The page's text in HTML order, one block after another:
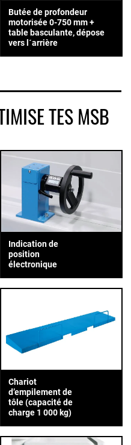
Butée de profondeur
motorisée 0-750 mm +
table basculante, dépose
vers l´arrière
TES MSB
Indication de
position
électronique
Chariot
d’empilement de
tôle (capacité de
charge 1 000 kg)